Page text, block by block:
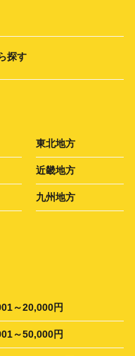
探す
東北地方
近畿地方
九州地方
～20,000円
～50,000円